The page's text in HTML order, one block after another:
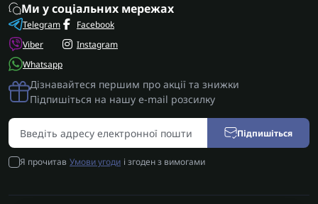
Ми у соціальних мережах
Telegram
Viber
Whatsapp
Facebook
Instagram
Дізнавайтеся першим про акції та знижки
Підпишіться на нашу e-mail розсилку
Підпишіться
Я прочитав Умови угоди і згоден з вимогами